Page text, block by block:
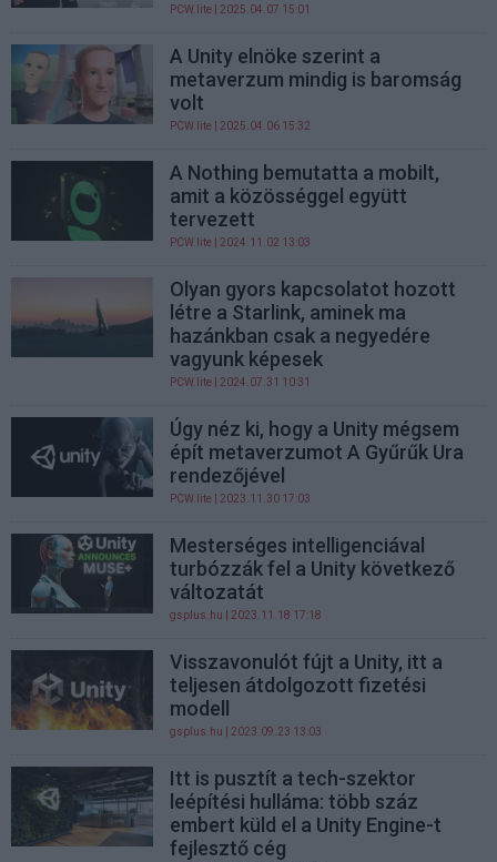
PCW.lite | 2025.04.07 15:01
A Unity elnöke szerint a
metaverzum mindig is baromság
volt
PCW.lite | 2025.04.06 15:32
A Nothing bemutatta a mobilt,
amit a közösséggel együtt
tervezett
PCW.lite | 2024.11.02 13:03
Olyan gyors kapcsolatot hozott
létre a Starlink, aminek ma
hazánkban csak a negyedére
vagyunk képesek
PCW.lite | 2024.07.31 10:31
Úgy néz ki, hogy a Unity mégsem
épít metaverzumot A Gyűrűk Ura
rendezőjével
PCW.lite | 2023.11.30 17:03
Mesterséges intelligenciával
turbózzák fel a Unity következő
változatát
gsplus.hu | 2023.11.18 17:18
Visszavonulót fújt a Unity, itt a
teljesen átdolgozott fizetési
modell
gsplus.hu | 2023.09.23 13:03
Itt is pusztít a tech-szektor
leépítési hulláma: több száz
embert küld el a Unity Engine-t
fejlesztő cég